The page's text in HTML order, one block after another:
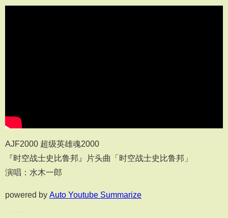
AJF2000 超级英雄魂2000
『时空战士史比鲁邦』片头曲「时空战士史比鲁邦」
演唱：水木一郎
powered by Auto Youtube Summarize